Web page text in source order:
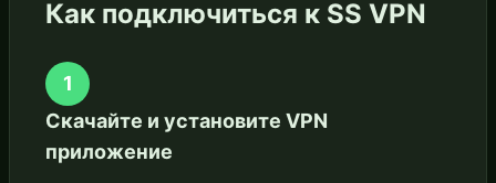
Как подключиться к SS VPN
1
Скачайте и установите VPN
приложение